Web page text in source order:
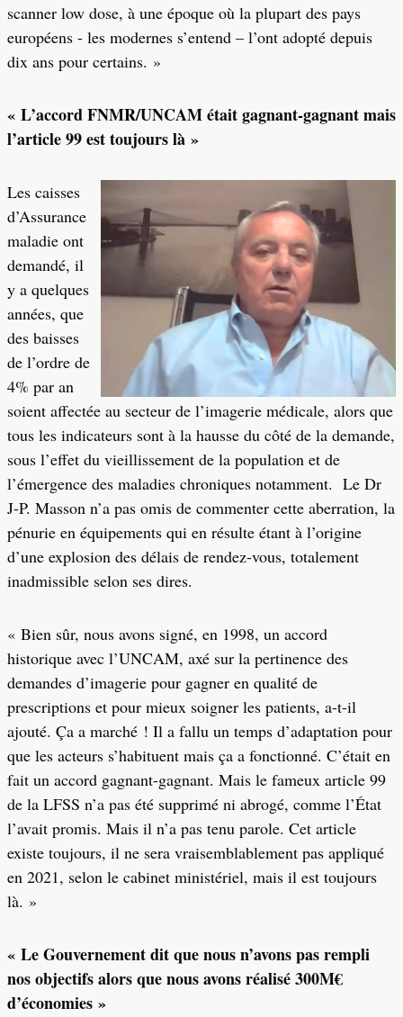
scanner low dose, à une époque où la plupart des pays
européens - les modernes s’entend – l’ont adopté depuis
dix ans pour certains. »
« L’accord FNMR/UNCAM était gagnant-gagnant mais
l’article 99 est toujours là »
Les caisses
d’Assurance
maladie ont
demandé, il
y a quelques
années, que
des baisses
de l’ordre de
4% par an
soient affectée au secteur de l’imagerie médicale, alors que
tous les indicateurs sont à la hausse du côté de la demande,
sous l’effet du vieillissement de la population et de
l’émergence des maladies chroniques notamment. Le Dr
J-P. Masson n’a pas omis de commenter cette aberration, la
pénurie en équipements qui en résulte étant à l’origine
d’une explosion des délais de rendez-vous, totalement
inadmissible selon ses dires.
« Bien sûr, nous avons signé, en 1998, un accord
historique avec l’UNCAM, axé sur la pertinence des
demandes d’imagerie pour gagner en qualité de
prescriptions et pour mieux soigner les patients, a-t-il
ajouté. Ça a marché ! Il a fallu un temps d’adaptation pour
que les acteurs s’habituent mais ça a fonctionné. C’était en
fait un accord gagnant-gagnant. Mais le fameux article 99
de la LFSS n’a pas été supprimé ni abrogé, comme l’État
l’avait promis. Mais il n’a pas tenu parole. Cet article
existe toujours, il ne sera vraisemblablement pas appliqué
en 2021, selon le cabinet ministériel, mais il est toujours
là. »
« Le Gouvernement dit que nous n’avons pas rempli
nos objectifs alors que nous avons réalisé 300M€
d’économies »